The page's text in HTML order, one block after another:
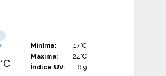
°C
Mínima:
17°C
Máxima:
24°C
Índice UV:
6.9